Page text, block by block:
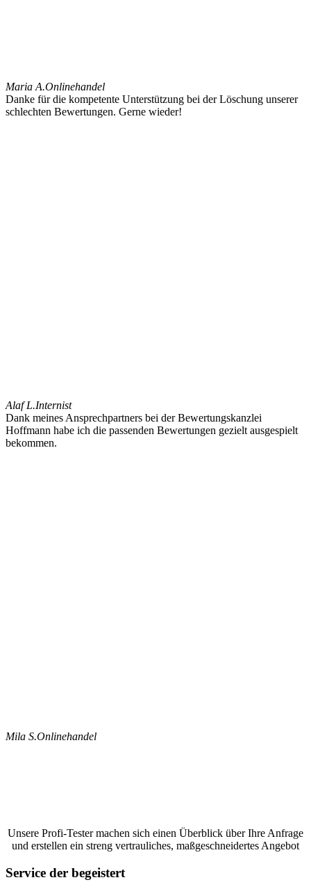
Maria A.Onlinehandel
Danke für die kompetente Unterstützung bei der Löschung unserer
schlechten Bewertungen. Gerne wieder!
Alaf L.Internist
Dank meines Ansprechpartners bei der Bewertungskanzlei
Hoffmann habe ich die passenden Bewertungen gezielt ausgespielt
bekommen.
Mila S.Onlinehandel
Unsere Profi-Tester machen sich einen Überblick über Ihre Anfrage
und erstellen ein streng vertrauliches, maßgeschneidertes Angebot
Service der begeistert